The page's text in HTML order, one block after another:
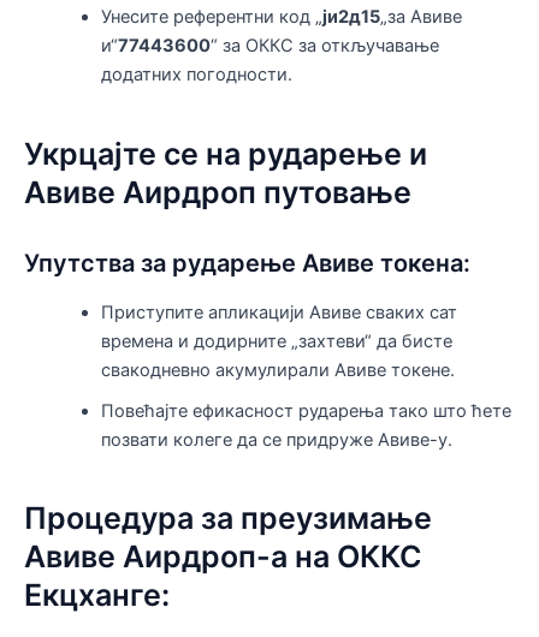
Унесите референтни код „ји2д15„за Авиве
и“77443600“ за ОККС за откључавање
додатних погодности.
Укрцајте се на рударење и
Авиве Аирдроп путовање
Упутства за рударење Авиве токена:
Приступите апликацији Авиве сваких сат
времена и додирните „захтеви“ да бисте
свакодневно акумулирали Авиве токене.
Повећајте ефикасност рударења тако што ћете
позвати колеге да се придруже Авиве-у.
Процедура за преузимање
Авиве Аирдроп-а на ОККС
Екцханге: